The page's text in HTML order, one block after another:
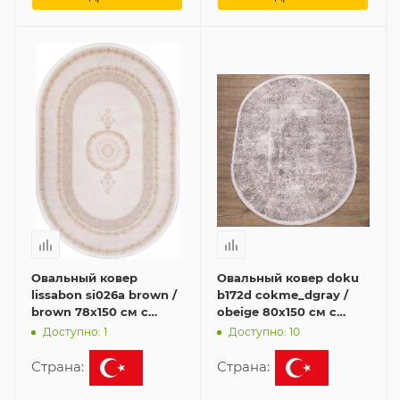
Овальный ковер
lissabon si026a brown /
brown 78x150 см с
бахромой
Доступно: 1
Страна:
Овальный ковер doku
b172d cokme_dgray /
obeige 80x150 см с
бахромой
Доступно: 10
Страна: